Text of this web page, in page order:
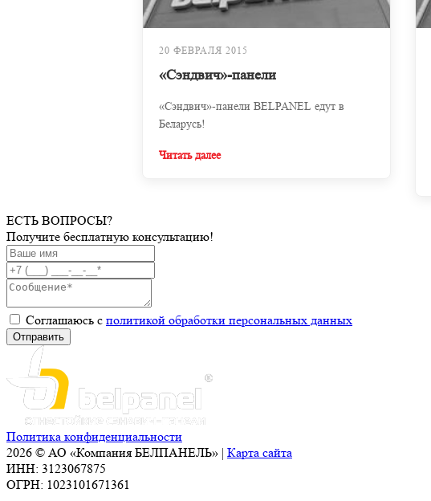
20 ФЕВРАЛЯ 2015
«Сэндвич»-панели
«Сэндвич»-панели BELPANEL едут в
Беларусь!
Читать далее
ЕСТЬ ВОПРОСЫ?
Получите бесплатную консультацию!
Соглашаюсь с политикой обработки персональных данных
Политика конфиденциальности
2026 © АО «Компания БЕЛПАНЕЛЬ» | Карта сайта
ИНН: 3123067875
ОГРН: 1023101671361